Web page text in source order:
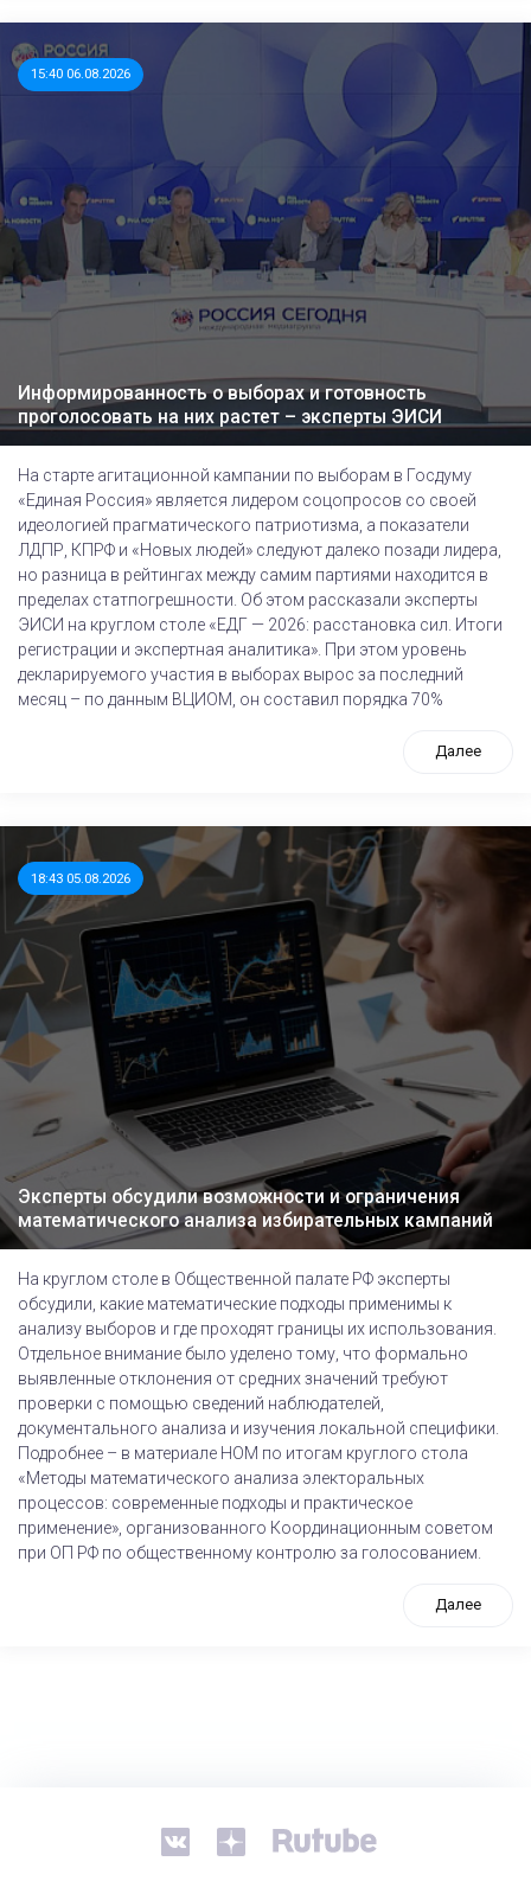
15:40 06.08.2026
Информированность о выборах и готовность
проголосовать на них растет – эксперты ЭИСИ
На старте агитационной кампании по выборам в Госдуму
«Единая Россия» является лидером соцопросов со своей
идеологией прагматического патриотизма, а показатели
ЛДПР, КПРФ и «Новых людей» следуют далеко позади лидера,
но разница в рейтингах между самим партиями находится в
пределах статпогрешности. Об этом рассказали эксперты
ЭИСИ на круглом столе «ЕДГ — 2026: расстановка сил. Итоги
регистрации и экспертная аналитика». При этом уровень
декларируемого участия в выборах вырос за последний
месяц – по данным ВЦИОМ, он составил порядка 70%
Далее
18:43 05.08.2026
Эксперты обсудили возможности и ограничения
математического анализа избирательных кампаний
На круглом столе в Общественной палате РФ эксперты
обсудили, какие математические подходы применимы к
анализу выборов и где проходят границы их использования.
Отдельное внимание было уделено тому, что формально
выявленные отклонения от средних значений требуют
проверки с помощью сведений наблюдателей,
документального анализа и изучения локальной специфики.
Подробнее – в материале НОМ по итогам круглого стола
«Методы математического анализа электоральных
процессов: современные подходы и практическое
применение», организованного Координационным советом
при ОП РФ по общественному контролю за голосованием.
Далее